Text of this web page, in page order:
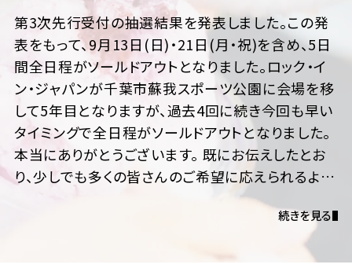
第3次先行受付の抽選結果を発表しました。この発
表をもって、9月13日(日)・21日(月・祝)を含め、5日
間全日程がソールドアウトとなりました。ロック・イ
ン・ジャパンが千葉市蘇我スポーツ公園に会場を移
して5年目となりますが、過去4回に続き今回も早い
タイミングで全日程がソールドアウトとなりました。
本当にありがとうございます。 既にお伝えしたとお
り、少しでも多くの皆さんのご希望に応えられるよう
に、今回も各種の調整を行ってキャパシティを増や
すことができましたが、それでも落選を出さざるを
得ませんでした。ご希望に添うことができなかった
続きを見る